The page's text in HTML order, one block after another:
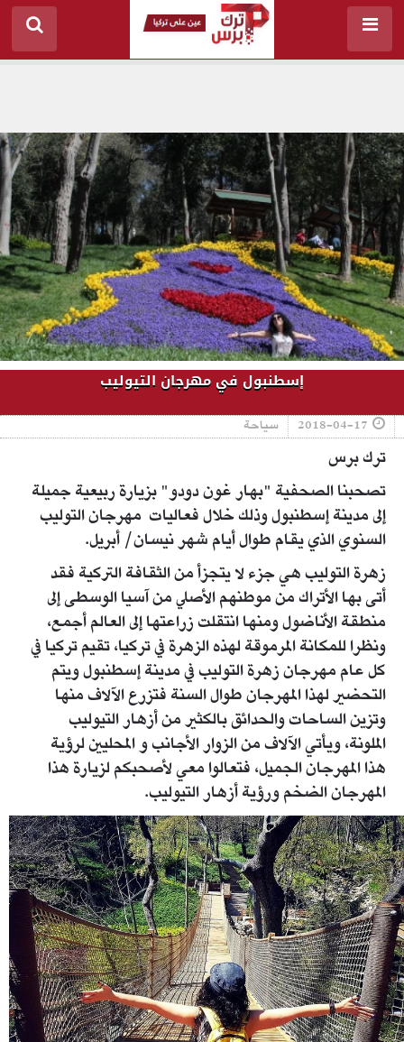
إسطنبول في مهرجان التيوليب
2018-04-17 سياحة
ترك برس
تصحبنا الصحفية "بهار غون دودو" بزيارة ربيعية جميلة
إلى مدينة إسطنبول وذلك خلال فعاليات مهرجان التوليب
السنوي الذي يقام طوال أيام شهر نيسان/ أبريل.
زهرة التوليب هي جزء لا يتجزأ من الثقافة التركية فقد
أتى بها الأتراك من موطنهم الأصلي من آسيا الوسطى إلى
منطقة الأناضول ومنها انتقلت زراعتها إلى العالم أجمع،
ونظرا للمكانة المرموقة لهذه الزهرة في تركيا، تقيم تركيا في
كل عام مهرجان زهرة التوليب في مدينة إسطنبول ويتم
التحضير لهذا المهرجان طوال السنة فتزرع الآلاف منها
وتزين الساحات والحدائق بالكثير من أزهار التيوليب
الملونة، ويأتي الآلاف من الزوار الأجانب و المحليين لرؤية
هذا المهرجان الجميل، فتعالوا معي لأصحبكم لزيارة هذا
المهرجان الضخم ورؤية أزهار التيوليب.
1.jpg